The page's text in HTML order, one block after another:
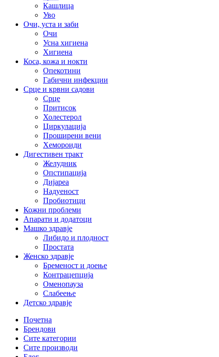
Кашлица
Уво
Очи, уста и заби
Очи
Усна хигиена
Хигиена
Коса, кожа и нокти
Опекотини
Габични инфекции
Срце и крвни садови
Срце
Притисок
Холестерол
Циркулација
Проширени вени
Хемороиди
Дигестивен тракт
Желудник
Опстипација
Дијареа
Надуеност
Пробиотици
Кожни проблеми
Апарати и додатоци
Машко здравје
Либидо и плодност
Простата
Женско здравје
Бременост и доење
Контрацепција
Оменопауза
Слабеење
Детско здравје
Почетна
Брендови
Сите категории
Сите производи